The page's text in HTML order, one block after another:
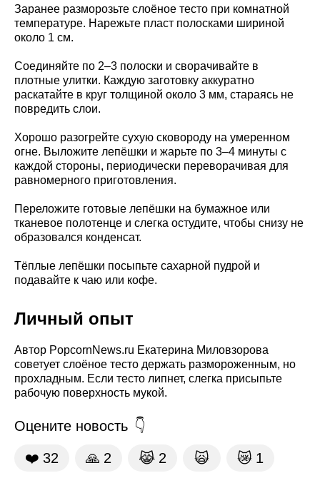
Заранее разморозьте слоёное тесто при комнатной
температуре. Нарежьте пласт полосками шириной
около 1 см.
Соединяйте по 2–3 полоски и сворачивайте в
плотные улитки. Каждую заготовку аккуратно
раскатайте в круг толщиной около 3 мм, стараясь не
повредить слои.
Хорошо разогрейте сухую сковороду на умеренном
огне. Выложите лепёшки и жарьте по 3–4 минуты с
каждой стороны, периодически переворачивая для
равномерного приготовления.
Переложите готовые лепёшки на бумажное или
тканевое полотенце и слегка остудите, чтобы снизу не
образовался конденсат.
Тёплые лепёшки посыпьте сахарной пудрой и
подавайте к чаю или кофе.
Личный опыт
Автор PopcornNews.ru Екатерина Миловзорова
советует слоёное тесто держать размороженным, но
прохладным. Если тесто липнет, слегка присыпьте
рабочую поверхность мукой.
Оцените новость
❤️ 32 🙏 2 😹 2 🙀 😿 1